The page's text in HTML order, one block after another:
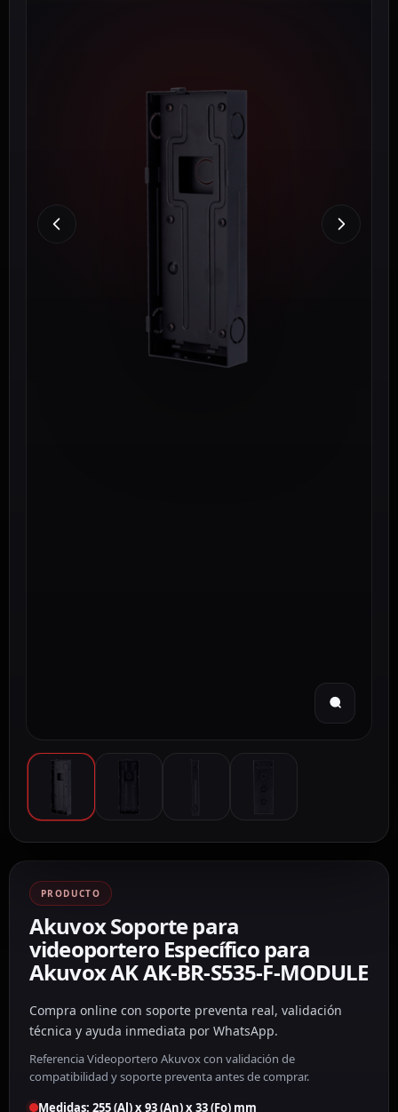
PRODUCTO
Akuvox Soporte para
videoportero Específico para
Akuvox AK AK-BR-S535-F-MODULE
Compra online con soporte preventa real, validación
técnica y ayuda inmediata por WhatsApp.
Referencia Videoportero Akuvox con validación de
compatibilidad y soporte preventa antes de comprar.
Medidas: 255 (Al) x 93 (An) x 33 (Fo) mm